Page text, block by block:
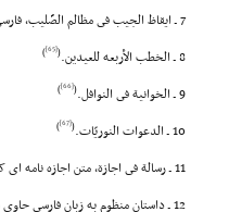
7 ـ ایقاظ الجیب فى مظالم الصَّلیب، فارسى، موضع کتاب تاریخ اسلام.
8 ـ الخطب الأربعه للعیدین. (
[65]
)
9 ـ الخوانیة فى النوافل. (
[66]
)
10 ـ الدعوات النوریّات. (
[67]
)
11 ـ رسالة فى اجازة، متن اجازه نامه اى که براى سیّد مهدى غریفى نجفى در سال 1343 هـ .ق. نوشته است.
12 ـ داستان منظوم به زبان فارسى حاوى سه هزار بیت شعر.